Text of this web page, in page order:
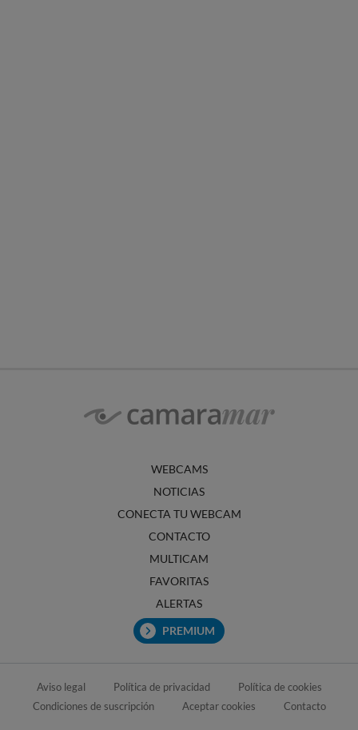
WEBCAMS
NOTICIAS
CONECTA TU WEBCAM
CONTACTO
MULTICAM
FAVORITAS
ALERTAS
PREMIUM
Aviso legal Política de privacidad
Política de cookies
Condiciones de suscripción
Aceptar cookies Contacto